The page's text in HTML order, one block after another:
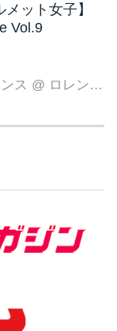
ット女子】
Vol.9
ス @ ロレンス編集部